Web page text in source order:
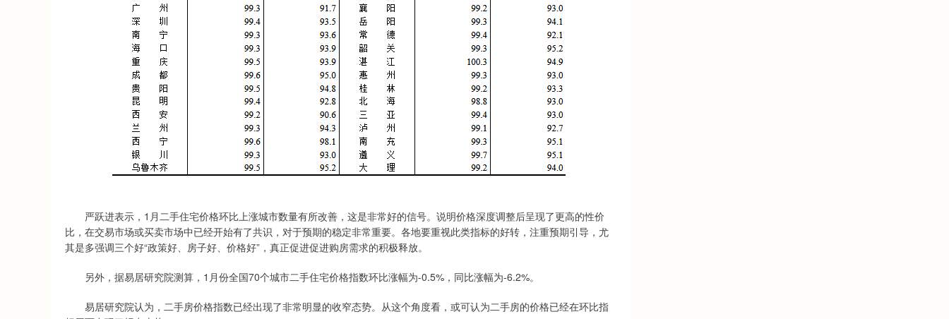
严跃进表示，1月二手住宅价格环比上涨城市数量有所改善，这是非常好的信号。说明价格深度调整后呈现了更高的性价
比，在交易市场或买卖市场中已经开始有了共识，对于预期的稳定非常重要。各地要重视此类指标的好转，注重预期引导，尤
其是多强调三个好“政策好、房子好、价格好”，真正促进促进购房需求的积极释放。
另外，据易居研究院测算，1月份全国70个城市二手住宅价格指数环比涨幅为-0.5%，同比涨幅为-6.2%。
易居研究院认为，二手房价格指数已经出现了非常明显的收窄态势。从这个角度看，或可认为二手房的价格已经在环比指